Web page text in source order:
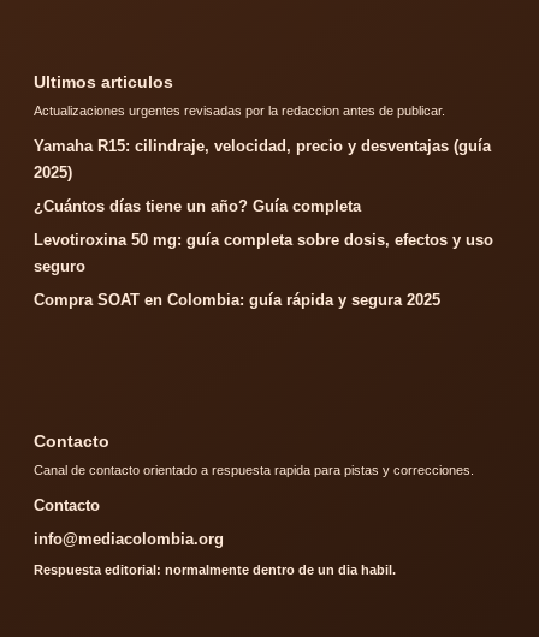
Ultimos articulos
Actualizaciones urgentes revisadas por la redaccion antes de publicar.
Yamaha R15: cilindraje, velocidad, precio y desventajas (guía
2025)
¿Cuántos días tiene un año? Guía completa
Levotiroxina 50 mg: guía completa sobre dosis, efectos y uso
seguro
Compra SOAT en Colombia: guía rápida y segura 2025
Contacto
Canal de contacto orientado a respuesta rapida para pistas y correcciones.
Contacto
info@mediacolombia.org
Respuesta editorial: normalmente dentro de un dia habil.